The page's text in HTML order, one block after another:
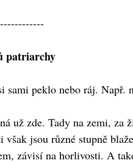
patriarchy
sami peklo nebo ráj. Např.
už zde. Tady na zemi, za
však jsou různé stupně
závisí na horlivosti. A